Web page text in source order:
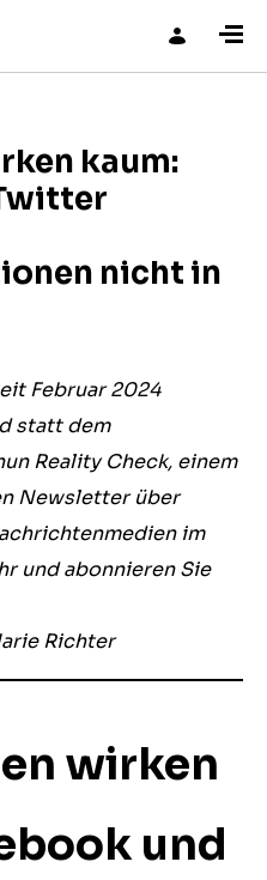
kaum:
nicht in
Februar 2024
statt dem
Reality Check, einem
Newsletter über
im
und abonnieren Sie
Richter
wirken
und